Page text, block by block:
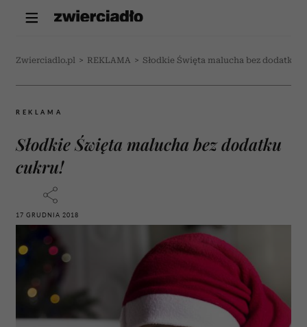
Zwierciadlo.pl > REKLAMA > Słodkie Święta malucha bez dodatku
REKLAMA
Słodkie Święta malucha bez dodatku
cukru!
17 GRUDNIA 2018